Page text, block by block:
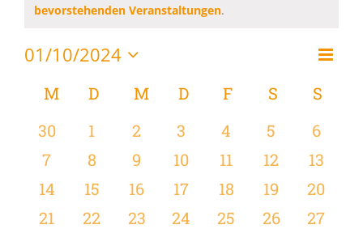
bevorstehenden Veranstaltungen.
Monat
01/10/2024
wählen.
Kalender
von
Veranstaltungen
MMONTAG
D DIENSTAG
MMITTWOCH
D DONNERSTAG
F FREITAG
S SAMSTAG
S
0
Veranstaltungen
30
0
Veranstaltungen
1
0
Veranstaltungen
2
0
Veranstaltungen
3
0
Veranstaltungen
4
0
5
0
6
0
Veranstaltungen
7
0
Veranstaltungen
8
0
Veranstaltungen
9
0
Veranstaltungen
10
0
Veranstaltungen
11
0
12
0
13
0
Veranstaltungen
14
0
Veranstaltungen
15
0
Veranstaltungen
16
0
Veranstaltungen
17
0
Veranstaltungen
18
0
19
0
20
0
21
0
22
0
23
0
24
0
25
0
26
0
27